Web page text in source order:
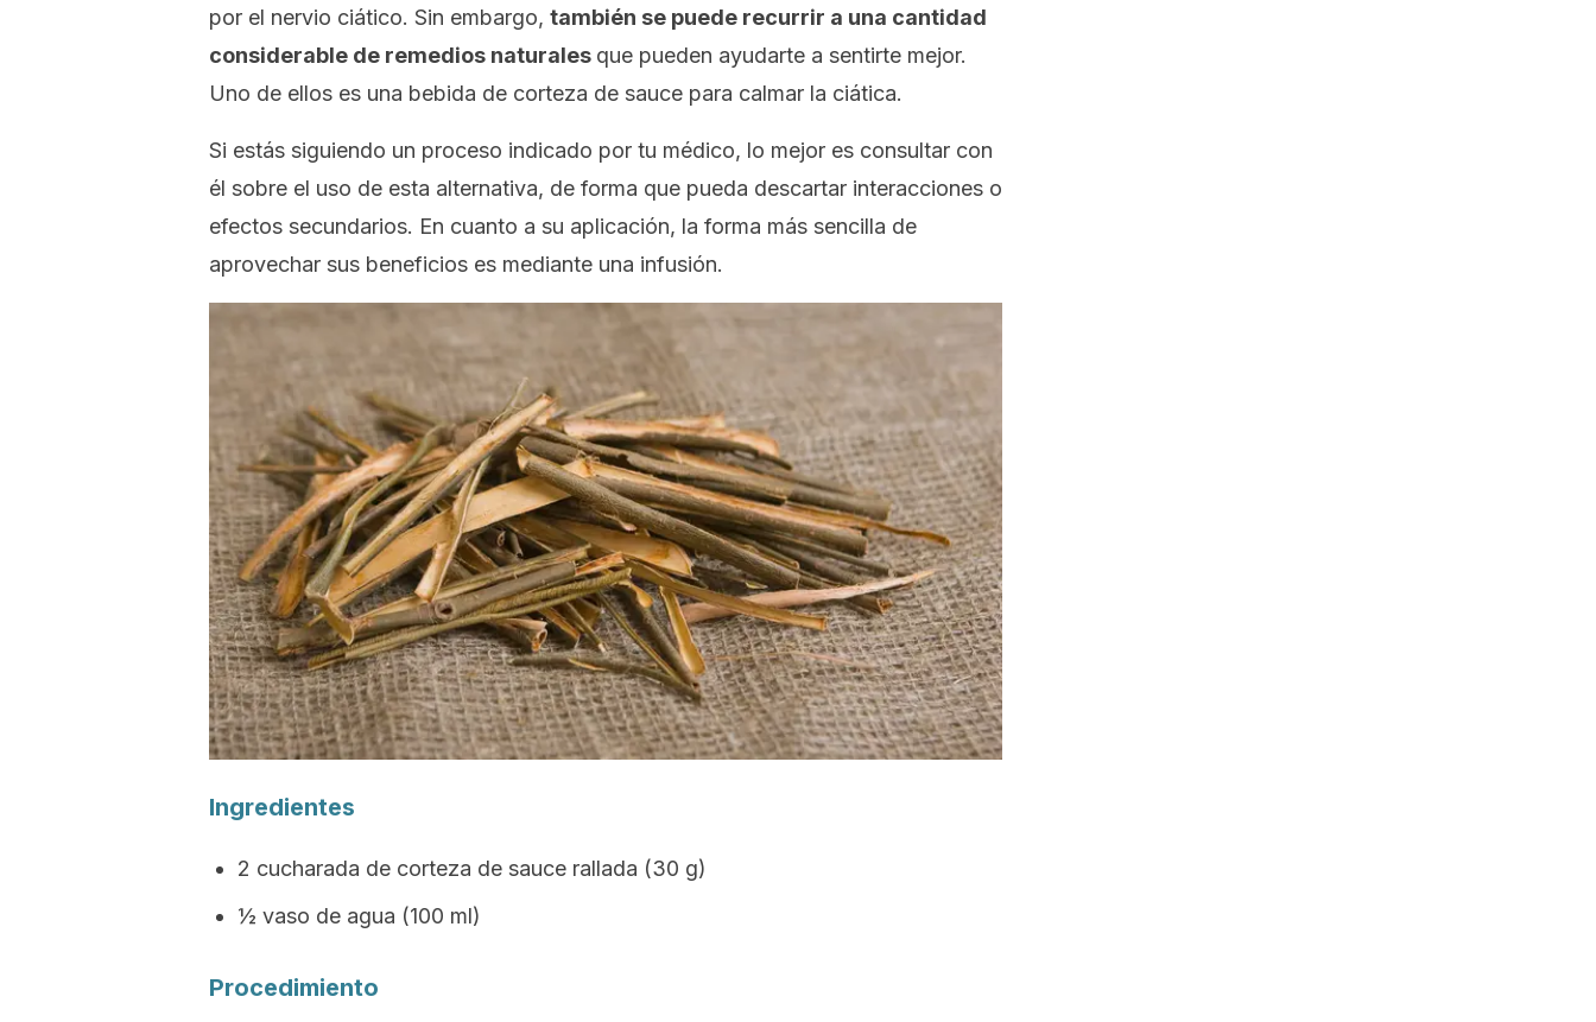
por el nervio ciático. Sin embargo, también se puede recurrir a una cantidad
considerable de remedios naturales que pueden ayudarte a sentirte mejor.
Uno de ellos es una bebida de corteza de sauce para calmar la ciática.
Si estás siguiendo un proceso indicado por tu médico, lo mejor es consultar con
él sobre el uso de esta alternativa, de forma que pueda descartar interacciones o
efectos secundarios. En cuanto a su aplicación, la forma más sencilla de
aprovechar sus beneficios es mediante una infusión.
Ingredientes
2 cucharada de corteza de sauce rallada (30 g)
½ vaso de agua (100 ml)
Procedimiento